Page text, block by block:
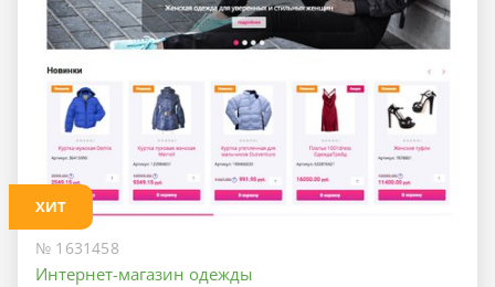
ХИТ
№ 1631458
Интернет-магазин одежды